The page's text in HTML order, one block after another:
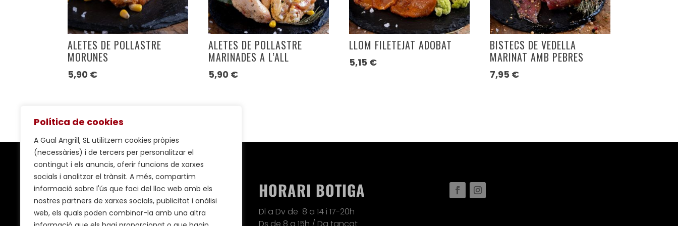
Política de cookies
A Gual Angrill, SL utilitzem cookies pròpies
(necessàries) i de tercers per personalitzar el
contingut i els anuncis, oferir funcions de xarxes
socials i analitzar el trànsit. A més, compartim
informació sobre l'ús que faci del lloc web amb els
nostres partners de xarxes socials, publicitat i anàlisi
web, els quals poden combinar-la amb una altra
ALETES DE POLLASTRE
MORUNES
5,90 €
ALETES DE POLLASTRE
MARINADES A L’ALL
5,90 €
LLOM FILETEJAT ADOBAT
5,15 €
BISTECS DE VEDELLA
MARINAT AMB PEBRES
7,95 €
CARNISSERIA GUAL
Pl. Sant Joan, 8 –Mapa
HORARI BOTIGA
Dl a Dv de 8 a 14 i 17-20h